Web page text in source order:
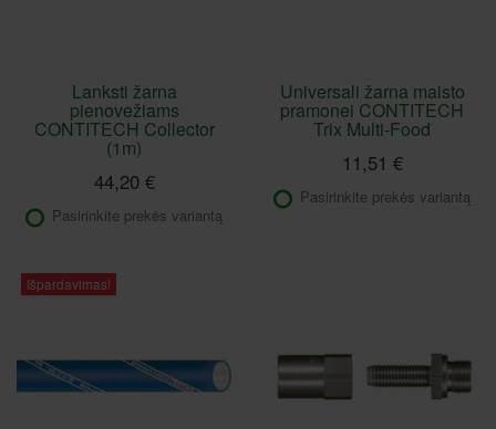
Lanksti žarna
pienovežiams
CONTITECH Collector
(1m)
44,20 €
Pasirinkite prekės variantą
Universali žarna maisto
pramonei CONTITECH
Trix Multi-Food
11,51 €
Pasirinkite prekės variantą
Išpardavimas!